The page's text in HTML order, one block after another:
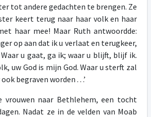
tot andere gedachten te brengen. Ze
keert terug naar haar volk en haar
haar mee! Maar Ruth antwoordde:
op aan dat ik u verlaat en terugkeer,
Waar u gaat, ga ik; waar u blijft, blijf ik.
uw God is mijn God. Waar u sterft zal
begraven worden . . .’
vrouwen naar Bethlehem, een tocht
Nadat ze in de velden van Moab